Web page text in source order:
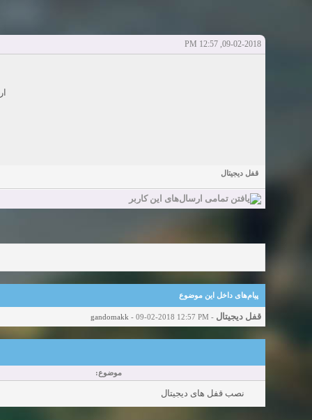
شروع کننده: elmi.alireza70
Girls in your town for night - Real-life Females
09-02-2018, 12:57 PM
قفل دیجیتال
پیام‌های داخل این موضوع
قفل دیجیتال -
gandomakk - 09-02-2018 12:57 PM
موضوع:
نصب قفل های دیجیتال